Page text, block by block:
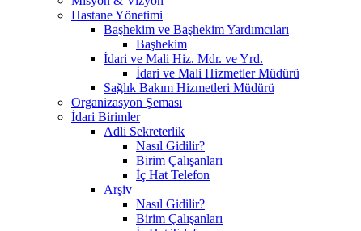
Hastane Yönetimi
Başhekim ve Başhekim Yardımcıları
Başhekim
İdari ve Mali Hiz. Mdr. ve Yrd.
İdari ve Mali Hizmetler Müdürü
Sağlık Bakım Hizmetleri Müdürü
Organizasyon Şeması
İdari Birimler
Adli Sekreterlik
Nasıl Gidilir?
Birim Çalışanları
İç Hat Telefon
Arşiv
Nasıl Gidilir?
Birim Çalışanları